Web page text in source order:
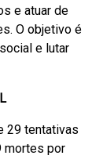
e atuar de
O objetivo é
e lutar
29 tentativas
mortes por